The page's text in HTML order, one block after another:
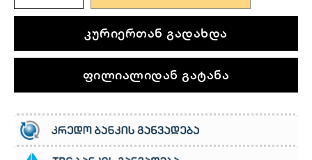
კურიერთან გადახდა
ფილიალიდან გატანა